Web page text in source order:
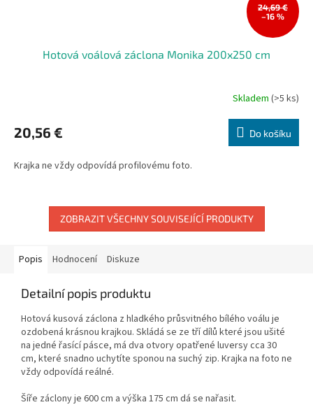
24,69 €
–16 %
Hotová voálová záclona Monika 200x250 cm
Skladem (>5 ks)
20,56 € Do košíku
Krajka ne vždy odpovídá profilovému foto.
ZOBRAZIT VŠECHNY SOUVISEJÍCÍ PRODUKTY
Popis Hodnocení Diskuze
Detailní popis produktu
Hotová kusová záclona z hladkého průsvitného bílého voálu je
ozdobená krásnou krajkou. Skládá se ze tří dílů které jsou ušité
na jedné řasící pásce, má dva otvory opatřené luversy cca 30
cm, které snadno uchytíte sponou na suchý zip. Krajka na foto ne
vždy odpovídá reálné.
Šíře záclony je 600 cm a výška 175 cm dá se nařasit.